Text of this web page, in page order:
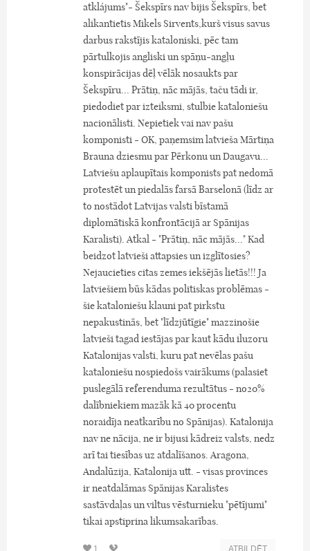
atklájums"- Šekspīrs nav bijis Šekspīrs, bet
alikantietis Mikels Sirvents,kurš visus savus
darbus rakstījis kataloniski, pēc tam
pārtulkojis angliski un spāņu-angļu
konspirācijas dēļ vēlāk nosaukts par
Šekspīru... Prātiņ, nāc mājās, taču tādi ir,
piedodiet par izteiksmi, stulbie kataloniešu
nacionālisti. Nepietiek vai nav pašu
komponisti - OK, paņemsim latvieša Mārtiņa
Brauna dziesmu par Pērkonu un Daugavu...
Latviešu aplaupītais komponists pat nedomā
protestēt un piedalās farsā Barselonā (līdz ar
to nostādot Latvijas valsti bīstamā
diplomātiskā konfrontācijā ar Spānijas
Karalisti). Atkal - "Prātiņ, nāc mājās..." Kad
beidzot latvieši attapsies un izglītosies?
Nejaucieties citas zemes iekšējās lietās!!! Ja
latviešiem būs kādas politiskas problēmas -
šie kataloniešu klauni pat pirkstu
nepakustinās, bet "līdzjūtīgie" mazzinošie
latvieši tagad iestājas par kaut kādu iluzoru
Katalonijas valsti, kuru pat nevēlas pašu
kataloniešu nospiedošs vairākums (palasiet
puslegālā referenduma rezultātus - no20%
dalībniekiem mazāk kā 40 procentu
noraidīja neatkarību no Spānijas). Katalonija
nav ne nācija, ne ir bijusi kādreiz valsts, nedz
arī tai tiesības uz atdalīšanos. Aragona,
Andalūzija, Katalonija utt. - visas provinces
ir neatdalāmas Spānijas Karalistes
sastāvdaļas un viltus vēsturnieku "pētījumi"
tikai apstiprina likumsakarības.